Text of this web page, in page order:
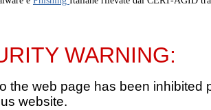
WARNING:
the web page has been
website.